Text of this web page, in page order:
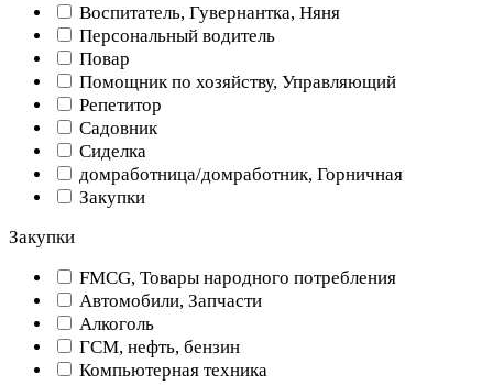
Воспитатель, Гувернантка, Няня
Персональный водитель
Повар
Помощник по хозяйству, Управляющий
Репетитор
Садовник
Сиделка
домработница/домработник, Горничная
Закупки
Закупки
FMCG, Товары народного потребления
Автомобили, Запчасти
Алкоголь
ГСМ, нефть, бензин
Компьютерная техника